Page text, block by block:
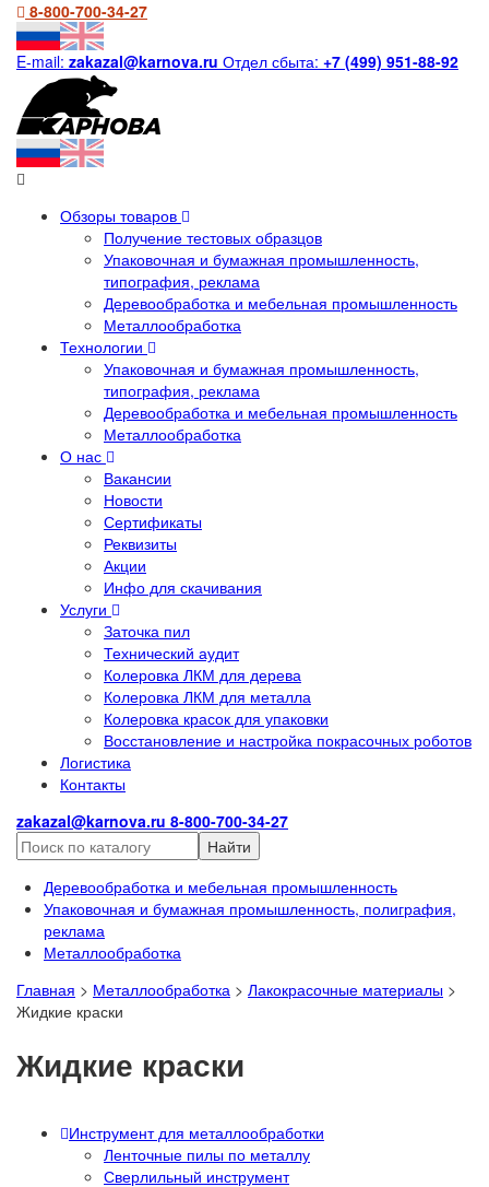
8-800-700-34-27
E-mail: zakazal@karnova.ru Отдел сбыта: +7 (499) 951-88-92
Обзоры товаров
Получение тестовых образцов
Упаковочная и бумажная промышленность,
типография, реклама
Деревообработка и мебельная промышленность
Металлообработка
Технологии
Упаковочная и бумажная промышленность,
типография, реклама
Деревообработка и мебельная промышленность
Металлообработка
О нас
Вакансии
Новости
Сертификаты
Реквизиты
Акции
Инфо для скачивания
Услуги
Заточка пил
Технический аудит
Колеровка ЛКМ для дерева
Колеровка ЛКМ для металла
Колеровка красок для упаковки
Восстановление и настройка покрасочных роботов
Логистика
Контакты
zakazal@karnova.ru 8-800-700-34-27
Найти
Деревообработка и мебельная промышленность
Упаковочная и бумажная промышленность, полиграфия,
реклама
Металлообработка
Главная > Металлообработка > Лакокрасочные материалы >
Жидкие краски
Жидкие краски
Инструмент для металлообработки
Ленточные пилы по металлу
Сверлильный инструмент